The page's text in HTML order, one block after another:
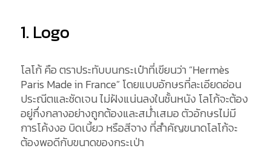
1. Logo
โลโก้ คือ ตราประทับบนกระเป๋าที่เขียนว่า “Hermès
Paris Made in France” โดยแบบอักษรที่ละเอียดอ่อน
ประณีตและชัดเจน ไม่ฝังแน่นลงในชั้นหนัง โลโก้จะต้อง
อยู่กึ่งกลางอย่างถูกต้องและสม่ำเสมอ ตัวอักษรไม่มี
การโค้งงอ บิดเบี้ยว หรือสีจาง ที่สำคัญขนาดโลโก้จะ
ต้องพอดีกับขนาดของกระเป่า